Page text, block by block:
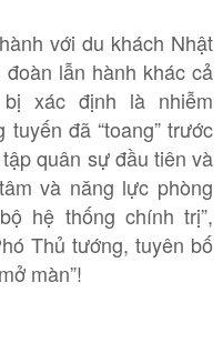
với du khách Nhật
lẫn hành khác cả
xác định là nhiễm
đã “toang” trước
quân sự đầu tiên và
và năng lực phòng
hệ thống chính trị”,
Thủ tướng, tuyên bố
màn”!